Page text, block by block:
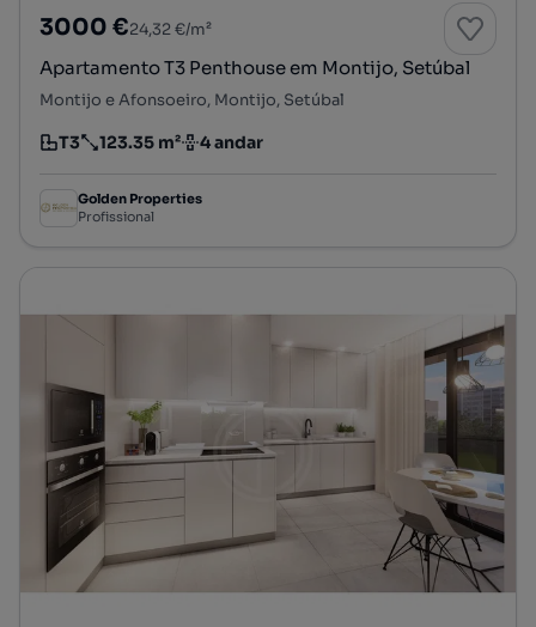
3000 €24,32 €/m²
Apartamento T3 Penthouse em Montijo, Setúbal
Montijo e Afonsoeiro, Montijo, Setúbal
Tipologia
T3
Preço por metro quadrado
123.35 m²
Andar 4 andar
Golden Properties
Profissional